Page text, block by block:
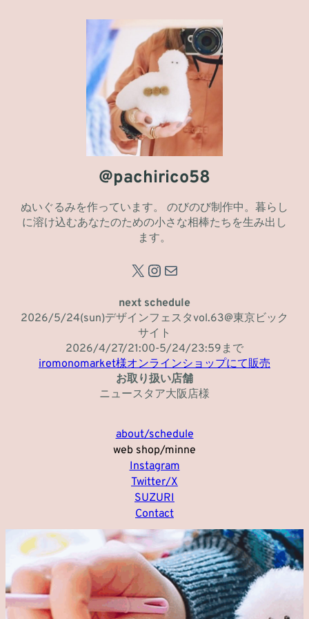
@pachirico58
ぬいぐるみを作っています。 のびのび制作中。暮らし
に溶け込むあなたのための小さな相棒たちを生み出し
ます。
X Instagram
メール
next schedule
2026/5/24(sun)デザインフェスタvol.63@東京ビック
サイト
2026/4/27/21:00-5/24/23:59まで⁡
iromonomarket様オンラインショップにて販売
お取り扱い店舗
ニュースタア大阪店様
about/schedule
web shop/minne
Instagram
Twitter/X
SUZURI
Contact